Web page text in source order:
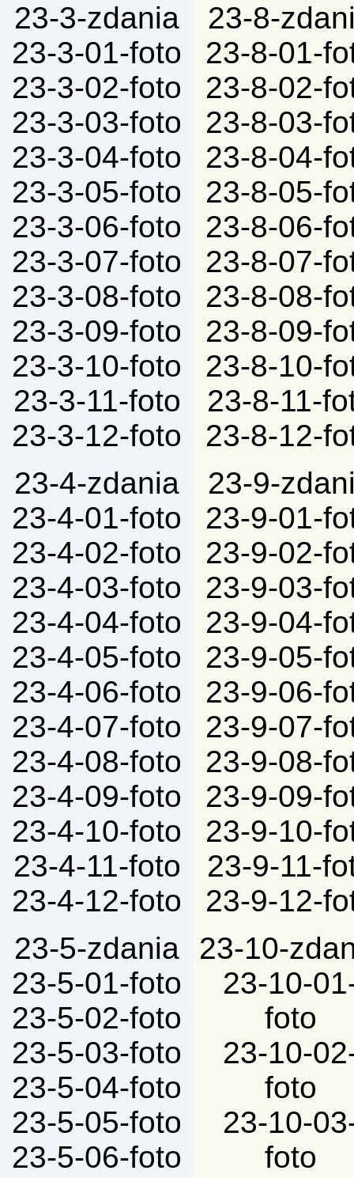
23-3-zdania
23-3-01-foto
23-3-02-foto
23-3-03-foto
23-3-04-foto
23-3-05-foto
23-3-06-foto
23-3-07-foto
23-3-08-foto
23-3-09-foto
23-3-10-foto
23-3-11-foto
23-3-12-foto
23-4-zdania
23-4-01-foto
23-4-02-foto
23-4-03-foto
23-4-04-foto
23-4-05-foto
23-4-06-foto
23-4-07-foto
23-4-08-foto
23-4-09-foto
23-4-10-foto
23-4-11-foto
23-4-12-foto
23-5-zdania
23-5-01-foto
23-5-02-foto
23-5-03-foto
23-5-04-foto
23-5-05-foto
23-5-06-foto
23-8-
23-8-01-
23-8-02-
23-8-03-
23-8-04-
23-8-05-
23-8-06-
23-8-07-
23-8-08-
23-8-09-
23-8-10-
23-8-11-
23-8-12-
23-9-
23-9-01-
23-9-02-
23-9-03-
23-9-04-
23-9-05-
23-9-06-
23-9-07-
23-9-08-
23-9-09-
23-9-10-
23-9-11-
23-9-12-
23-10-
23-10-
foto
23-10-
foto
23-10-
foto